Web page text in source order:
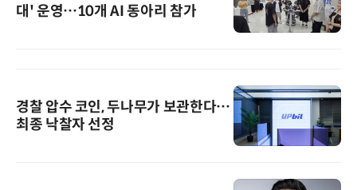
대' 운영…10개 AI 동아리 참가
경찰 압수 코인, 두나무가 보관한다…
최종 낙찰자 선정